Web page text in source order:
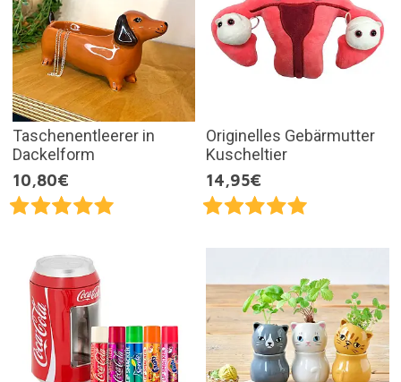
Taschenentleerer in
Dackelform
10,80€
Originelles Gebärmutter
Kuscheltier
14,95€